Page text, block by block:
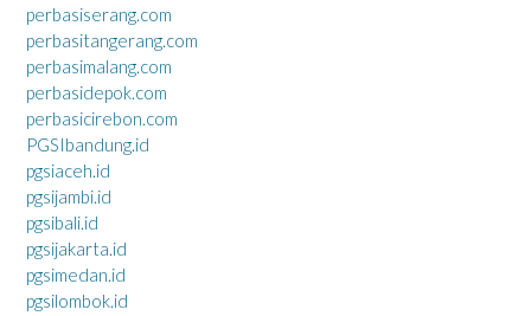
perbasiserang.com
perbasitangerang.com
perbasimalang.com
perbasidepok.com
perbasicirebon.com
PGSIbandung.id
pgsiaceh.id
pgsijambi.id
pgsibali.id
pgsijakarta.id
pgsimedan.id
pgsilombok.id